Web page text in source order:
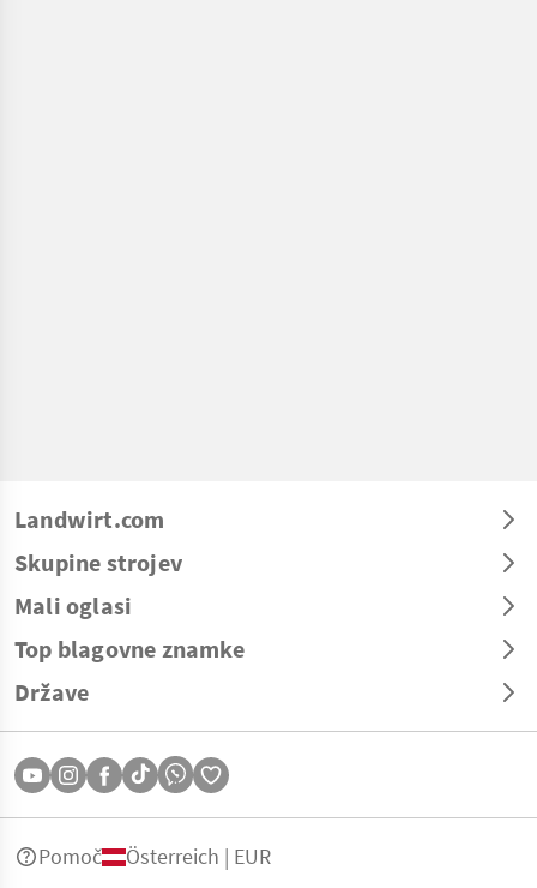
Landwirt.com
Skupine strojev
Mali oglasi
Top blagovne znamke
Države
Pomoč Österreich | EUR